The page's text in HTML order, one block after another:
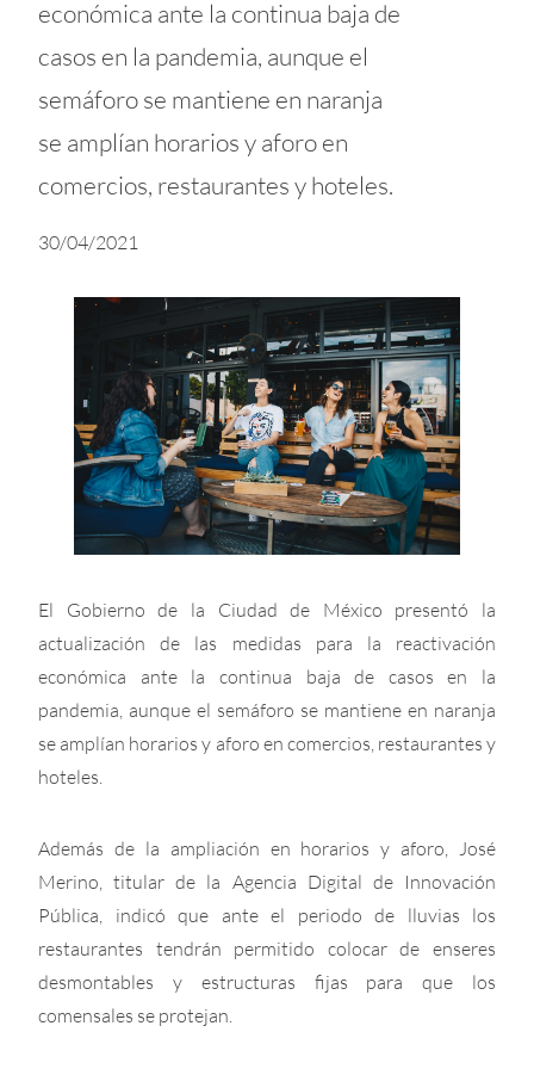
económica ante la continua baja de
casos en la pandemia, aunque el
semáforo se mantiene en naranja
se amplían horarios y aforo en
comercios, restaurantes y hoteles.
30/04/2021
El Gobierno de la Ciudad de México presentó la
actualización de las medidas para la reactivación
económica ante la continua baja de casos en la
pandemia, aunque el semáforo se mantiene en naranja
se amplían horarios y aforo en comercios, restaurantes y
hoteles.
Además de la ampliación en horarios y aforo, José
Merino, titular de la Agencia Digital de Innovación
Pública, indicó que ante el periodo de lluvias los
restaurantes tendrán permitido colocar de enseres
desmontables y estructuras fijas para que los
comensales se protejan.